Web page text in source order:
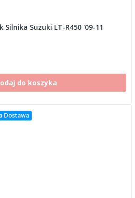
Silnika Suzuki LT-R450 '09-11
do koszyka
Dostawa